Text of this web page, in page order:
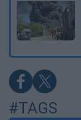
#TAGS